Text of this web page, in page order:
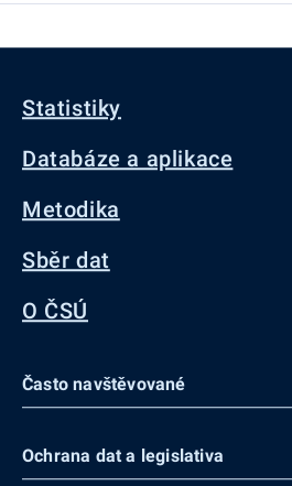
Statistiky
Databáze a aplikace
Metodika
Sběr dat
O ČSÚ
Často navštěvované
Ochrana dat a legislativa